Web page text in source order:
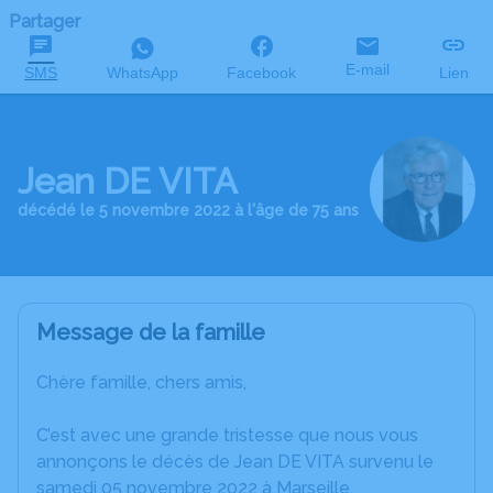
Partager
SMS WhatsApp Facebook E-mail Lien
Jean DE VITA
décédé le 5 novembre 2022 à l'âge de 75 ans
Message de la famille
Chère famille, chers amis,
C’est avec une grande tristesse que nous vous
annonçons le décès de Jean DE VITA survenu le
samedi 05 novembre 2022 à Marseille.